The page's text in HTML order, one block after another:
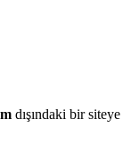
dışındaki bir siteye